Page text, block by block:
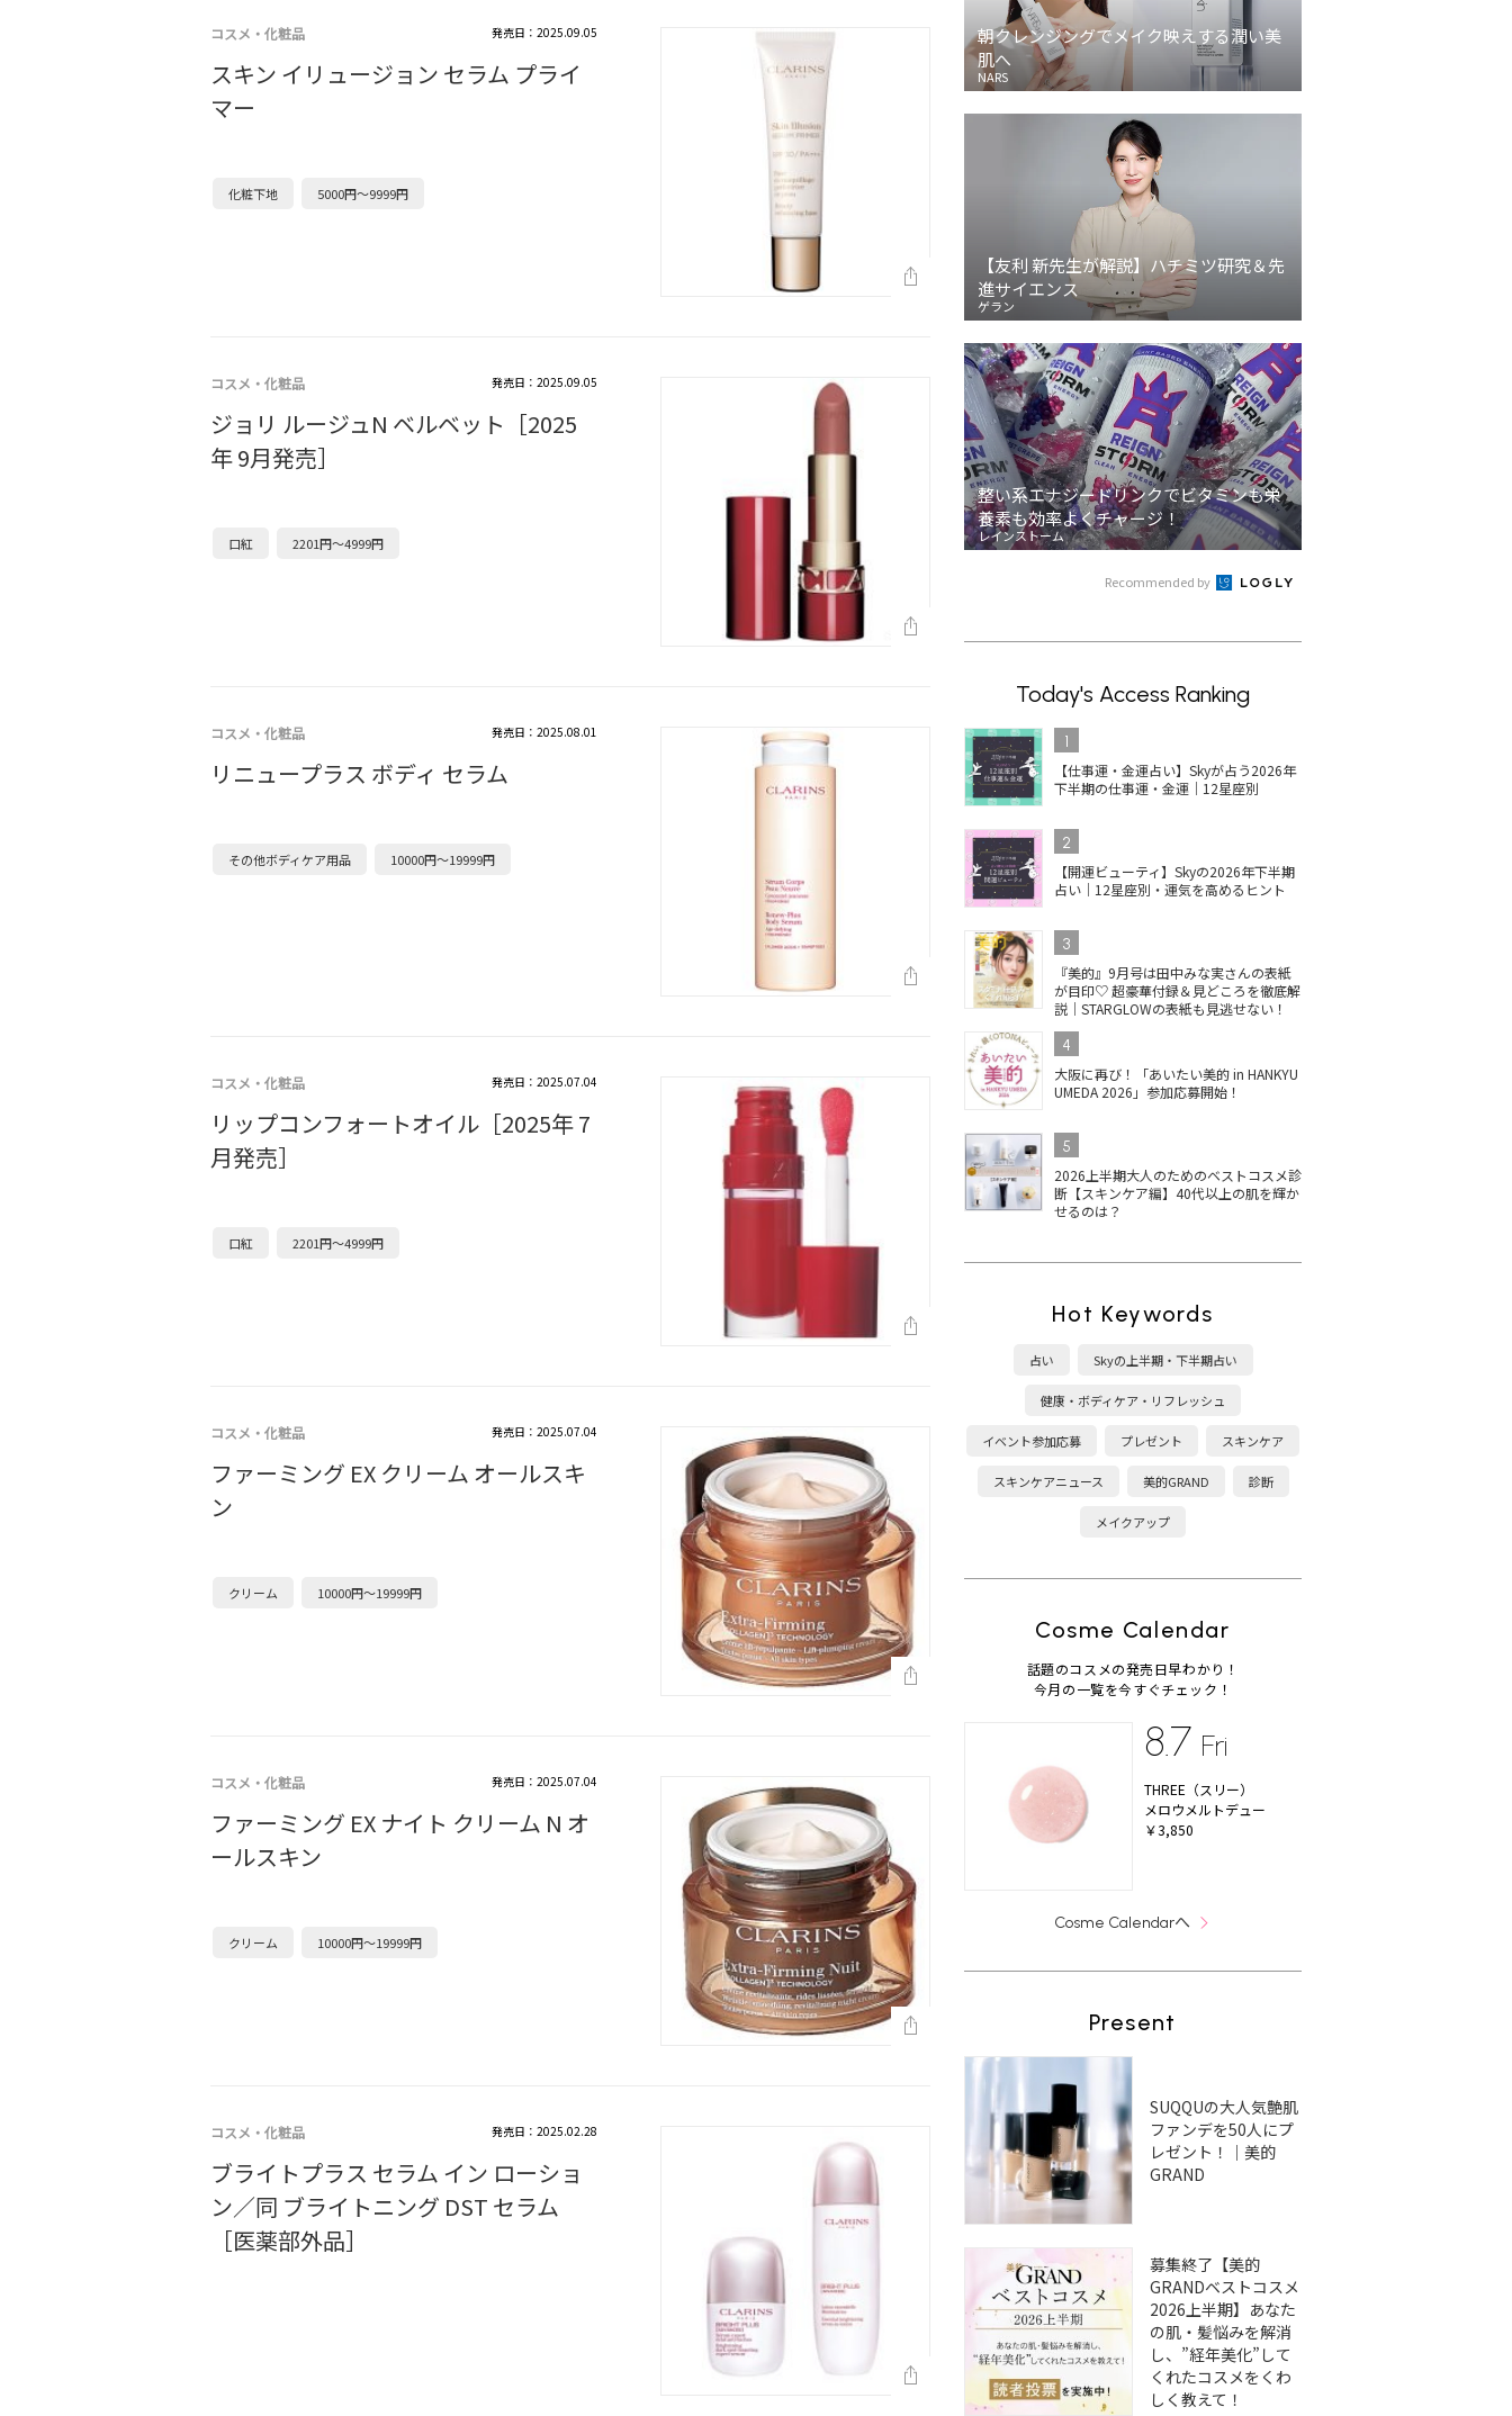
コスメ・化粧品 発売日：2025.09.05
スキン イリュージョン セラム プライ
マー
化粧下地 5000円～9999円
コスメ・化粧品 発売日：2025.09.05
ジョリ ルージュN ベルベット［2025
年 9月発売］
口紅 2201円～4999円
コスメ・化粧品 発売日：2025.08.01
リニュープラス ボディ セラム
その他ボディケア用品 10000円～19999円
コスメ・化粧品 発売日：2025.07.04
リップコンフォートオイル［2025年 7
月発売］
口紅 2201円～4999円
コスメ・化粧品 発売日：2025.07.04
ファーミング EX クリーム オールスキ
ン
クリーム 10000円～19999円
コスメ・化粧品 発売日：2025.07.04
ファーミング EX ナイト クリーム N オ
ールスキン
クリーム 10000円～19999円
コスメ・化粧品 発売日：2025.02.28
ブライトプラス セラム イン ローショ
ン／同 ブライトニング DST セラム
［医薬部外品］
朝クレンジングでメイク映えする潤い美
肌へ
NARS
【友利 新先生が解説】ハチミツ研究＆先
進サイエンス
ゲラン
整い系エナジードリンクでビタミンも栄
養素も効率よくチャージ！
レインストーム
Recommended by
Today's Access Ranking
1
【仕事運・金運占い】Skyが占う2026年
下半期の仕事運・金運｜12星座別
2
【開運ビューティ】Skyの2026年下半期
占い｜12星座別・運気を高めるヒント
3
『美的』9月号は田中みな実さんの表紙
が目印♡ 超豪華付録＆見どころを徹底解
説｜STARGLOWの表紙も見逃せない！
4
大阪に再び！「あいたい美的 in HANKYU
UMEDA 2026」参加応募開始！
5
2026上半期大人のためのベストコスメ診
断【スキンケア編】40代以上の肌を輝か
せるのは？
Hot Keywords
占い Skyの上半期・下半期占い
健康・ボディケア・リフレッシュ
イベント参加応募 プレゼント スキンケア
スキンケアニュース 美的GRAND 診断
メイクアップ
Cosme Calendar
話題のコスメの発売日早わかり！
今月の一覧を今すぐチェック！
8.7 Fri
THREE（スリー）
メロウメルトデュー
￥3,850
Cosme Calendarへ
Present
SUQQUの大人気艶肌
ファンデを50人にプ
レゼント！｜美的
GRAND
募集終了【美的
GRANDベストコスメ
2026上半期】あなた
の肌・髪悩みを解消
し、”経年美化”して
くれたコスメをくわ
しく教えて！